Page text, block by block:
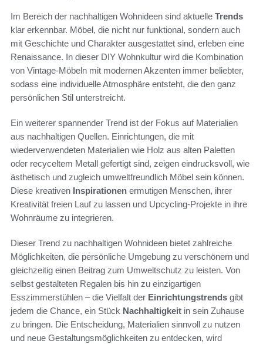
Im Bereich der nachhaltigen Wohnideen sind aktuelle Trends
klar erkennbar. Möbel, die nicht nur funktional, sondern auch
mit Geschichte und Charakter ausgestattet sind, erleben eine
Renaissance. In dieser DIY Wohnkultur wird die Kombination
von Vintage-Möbeln mit modernen Akzenten immer beliebter,
sodass eine individuelle Atmosphäre entsteht, die den ganz
persönlichen Stil unterstreicht.
Ein weiterer spannender Trend ist der Fokus auf Materialien
aus nachhaltigen Quellen. Einrichtungen, die mit
wiederverwendeten Materialien wie Holz aus alten Paletten
oder recyceltem Metall gefertigt sind, zeigen eindrucksvoll, wie
ästhetisch und zugleich umweltfreundlich Möbel sein können.
Diese kreativen Inspirationen ermutigen Menschen, ihrer
Kreativität freien Lauf zu lassen und Upcycling-Projekte in ihre
Wohnräume zu integrieren.
Dieser Trend zu nachhaltigen Wohnideen bietet zahlreiche
Möglichkeiten, die persönliche Umgebung zu verschönern und
gleichzeitig einen Beitrag zum Umweltschutz zu leisten. Von
selbst gestalteten Regalen bis hin zu einzigartigen
Esszimmerstühlen – die Vielfalt der Einrichtungstrends gibt
jedem die Chance, ein Stück Nachhaltigkeit in sein Zuhause
zu bringen. Die Entscheidung, Materialien sinnvoll zu nutzen
und neue Gestaltungsmöglichkeiten zu entdecken, wird